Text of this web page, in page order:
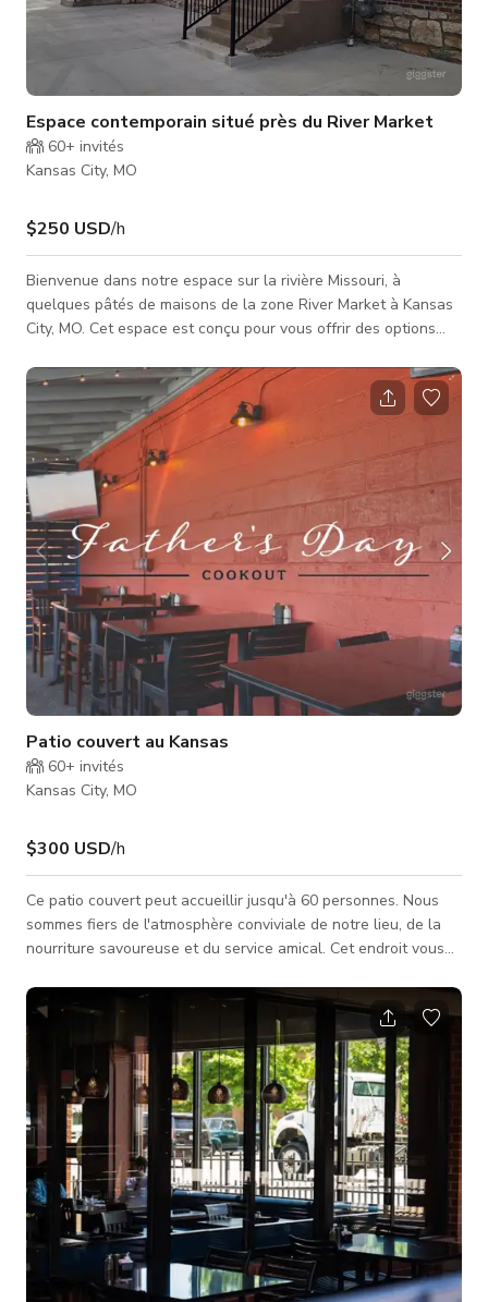
Espace contemporain situé près du River Market
60+ invités
Kansas City, MO
$250 USD/h
Bienvenue dans notre espace sur la rivière Missouri, à
quelques pâtés de maisons de la zone River Market à Kansas
City, MO. Cet espace est conçu pour vous offrir des options
shower, une fête prénatale, un cours de fitness, un
événement caritatif, un réseautage, une fête de remerciement
client, une séance photo, un coworking ou une réunion de
bureau. Jusqu'à environ 3 000 pieds carrés d'espace intérieur
et environ 3
Patio couvert au Kansas
60+ invités
Kansas City, MO
$300 USD/h
Ce patio couvert peut accueillir jusqu'à 60 personnes. Nous
sommes fiers de l'atmosphère conviviale de notre lieu, de la
nourriture savoureuse et du service amical. Cet endroit vous
atmosphère merveilleuse et un service dans un lieu local,
simple et authentique.